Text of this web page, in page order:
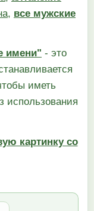
, все мужские
имени" - это
иметь
использования
картинку со